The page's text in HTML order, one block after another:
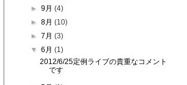
►9月(4)
►8月(10)
►7月(3)
▼6月(1)
2012/6/25定例ライブの貴重なコメント
です